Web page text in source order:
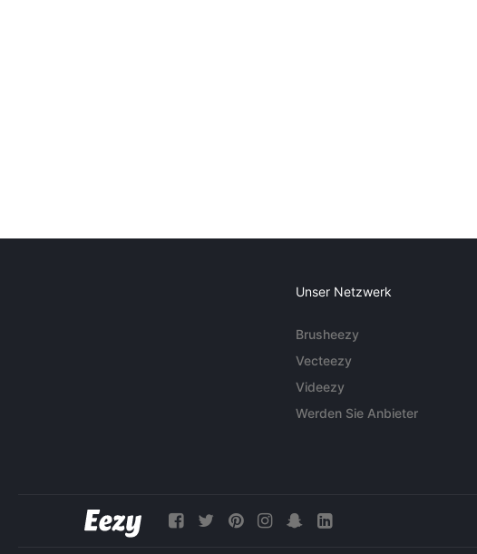
Unser Netzwerk
Brusheezy
Vecteezy
Videezy
Werden Sie Anbieter